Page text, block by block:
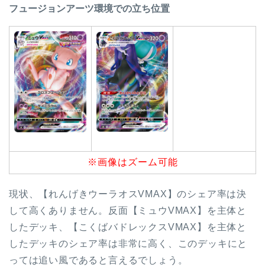
フュージョンアーツ環境での立ち位置
※画像はズーム可能
現状、【れんげきウーラオスVMAX】のシェア率は決
して高くありません。反面【ミュウVMAX】を主体と
したデッキ、【こくばバドレックスVMAX】を主体と
したデッキのシェア率は非常に高く、このデッキにと
っては追い風であると言えるでしょう。